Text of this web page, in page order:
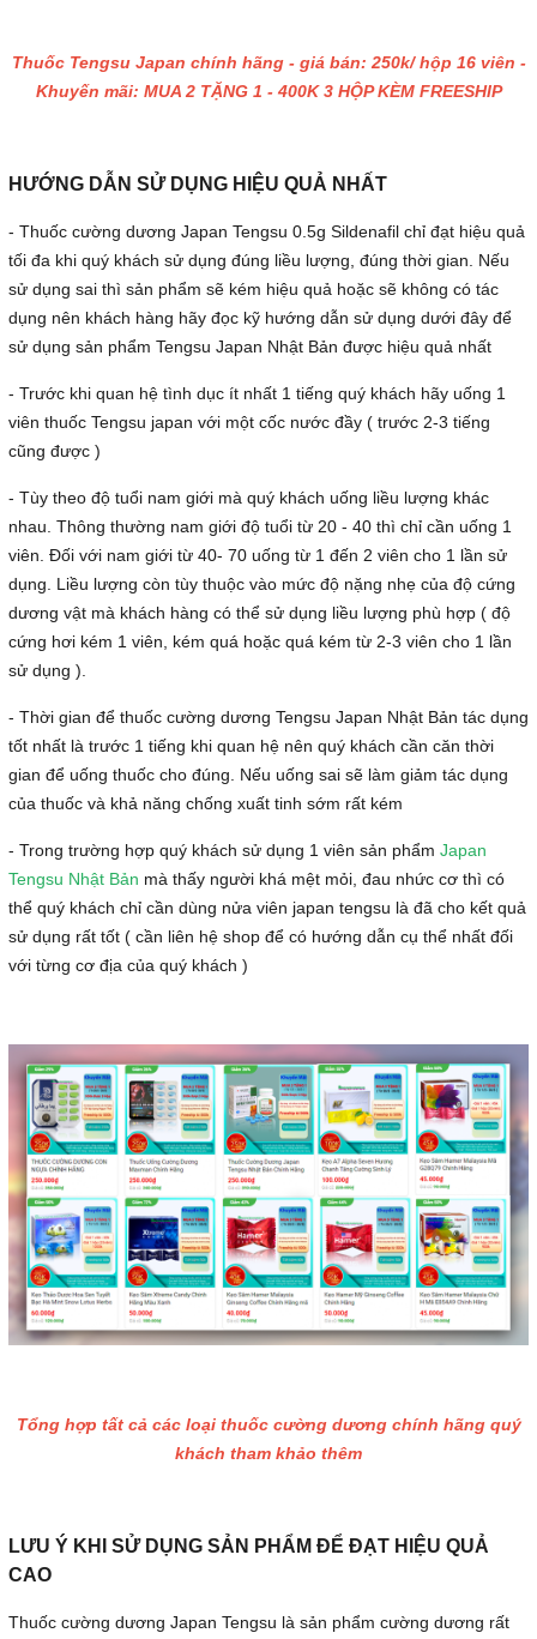
Thuốc Tengsu Japan chính hãng - giá bán: 250k/ hộp 16 viên -
Khuyến mãi: MUA 2 TẶNG 1 - 400K 3 HỘP KÈM FREESHIP
HƯỚNG DẪN SỬ DỤNG HIỆU QUẢ NHẤT
- Thuốc cường dương Japan Tengsu 0.5g Sildenafil chỉ đạt hiệu quả
tối đa khi quý khách sử dụng đúng liều lượng, đúng thời gian. Nếu
sử dụng sai thì sản phẩm sẽ kém hiệu quả hoặc sẽ không có tác
dụng nên khách hàng hãy đọc kỹ hướng dẫn sử dụng dưới đây để
sử dụng sản phẩm Tengsu Japan Nhật Bản được hiệu quả nhất
- Trước khi quan hệ tình dục ít nhất 1 tiếng quý khách hãy uống 1
viên thuốc Tengsu japan với một cốc nước đầy ( trước 2-3 tiếng
cũng được )
- Tùy theo độ tuổi nam giới mà quý khách uống liều lượng khác
nhau. Thông thường nam giới độ tuổi từ 20 - 40 thì chỉ cần uống 1
viên. Đối với nam giới từ 40- 70 uống từ 1 đến 2 viên cho 1 lần sử
dụng. Liều lượng còn tùy thuộc vào mức độ nặng nhẹ của độ cứng
dương vật mà khách hàng có thể sử dụng liều lượng phù hợp ( độ
cứng hơi kém 1 viên, kém quá hoặc quá kém từ 2-3 viên cho 1 lần
sử dụng ).
- Thời gian để thuốc cường dương Tengsu Japan Nhật Bản tác dụng
tốt nhất là trước 1 tiếng khi quan hệ nên quý khách cần căn thời
gian để uống thuốc cho đúng. Nếu uống sai sẽ làm giảm tác dụng
của thuốc và khả năng chống xuất tinh sớm rất kém
- Trong trường hợp quý khách sử dụng 1 viên sản phẩm Japan
Tengsu Nhật Bản mà thấy người khá mệt mỏi, đau nhức cơ thì có
thể quý khách chỉ cần dùng nửa viên japan tengsu là đã cho kết quả
sử dụng rất tốt ( cần liên hệ shop để có hướng dẫn cụ thể nhất đối
với từng cơ địa của quý khách )
Tổng hợp tất cả các loại thuốc cường dương chính hãng quý
khách tham khảo thêm
LƯU Ý KHI SỬ DỤNG SẢN PHẨM ĐỂ ĐẠT HIỆU QUẢ
CAO
Thuốc cường dương Japan Tengsu là sản phẩm cường dương rất